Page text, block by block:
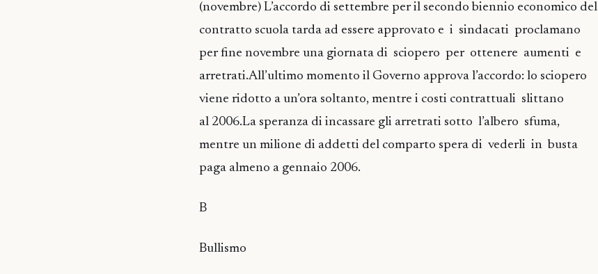
(novembre) L’accordo di settembre per il secondo biennio economico del
contratto scuola tarda ad essere approvato e i sindacati proclamano
per fine novembre una giornata di sciopero per ottenere aumenti e
arretrati.All’ultimo momento il Governo approva l’accordo: lo sciopero
viene ridotto a un’ora soltanto, mentre i costi contrattuali slittano
al 2006.La speranza di incassare gli arretrati sotto l’albero sfuma,
mentre un milione di addetti del comparto spera di vederli in busta
paga almeno a gennaio 2006.
B
Bullismo